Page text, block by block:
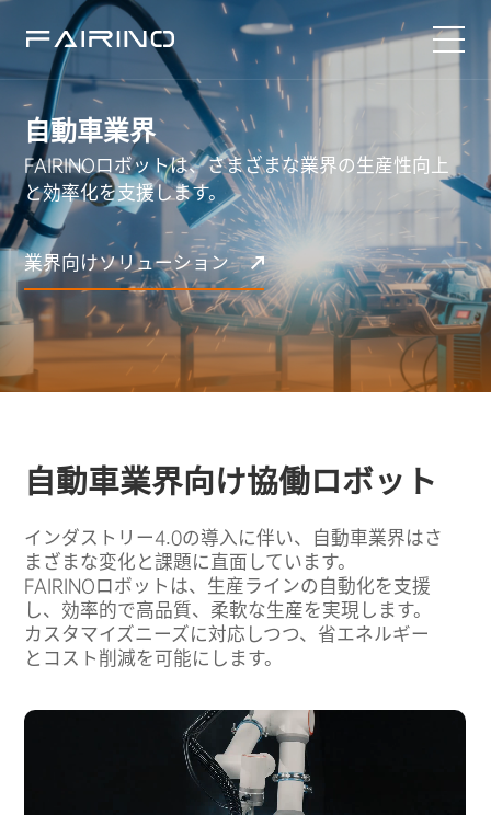
ホーム
製品
業界
アプリケーション
ニュース
購入チャネル
中文 English
自動車業界
FAIRINOロボットは、さまざまな業界の生産性向上
と効率化を支援します。
業界向けソリューション
自動車業界向け協働ロボット
インダストリー4.0の導入に伴い、自動車業界はさ
まざまな変化と課題に直面しています。
FAIRINOロボットは、生産ラインの自動化を支援
し、効率的で高品質、柔軟な生産を実現します。
カスタマイズニーズに対応しつつ、省エネルギー
とコスト削減を可能にします。